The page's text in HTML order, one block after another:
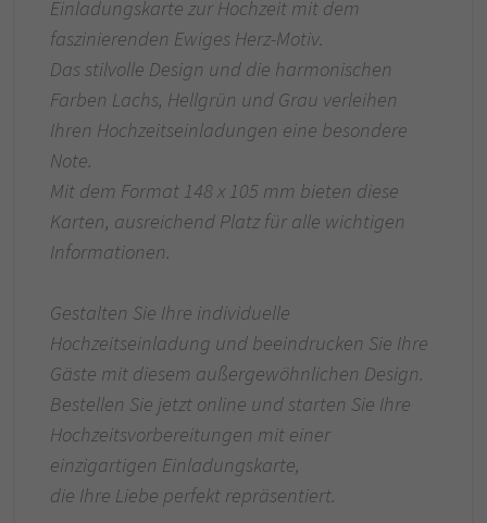
Einladungskarte zur Hochzeit mit dem
faszinierenden Ewiges Herz-Motiv.
Das stilvolle Design und die harmonischen
Farben Lachs, Hellgrün und Grau verleihen
Ihren Hochzeitseinladungen eine besondere
Note.
Mit dem Format 148 x 105 mm bieten diese
Karten, ausreichend Platz für alle wichtigen
Informationen.
Gestalten Sie Ihre individuelle
Hochzeitseinladung und beeindrucken Sie Ihre
Gäste mit diesem außergewöhnlichen Design.
Bestellen Sie jetzt online und starten Sie Ihre
Hochzeitsvorbereitungen mit einer
einzigartigen Einladungskarte,
die Ihre Liebe perfekt repräsentiert.